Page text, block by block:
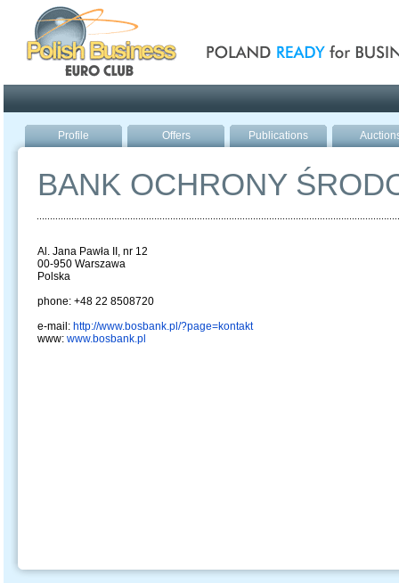
Profile Offers Publications
BANK OCHRONY
Al. Jana Pawła II, nr 12
00-950 Warszawa
Polska
phone: +48 22 8508720
e-mail: http://www.bosbank.pl/?page=kontakt
www: www.bosbank.pl